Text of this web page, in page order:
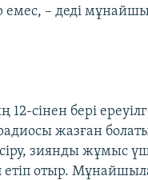
емес, – деді
сінен бері
жазған
зиянды жұмыс
етіп отыр.